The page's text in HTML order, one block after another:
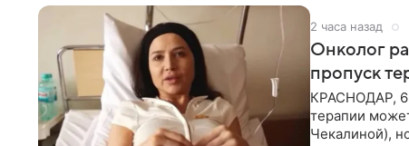
2 часа назад
Онколог
пропуск
КРАСНОДАР, 6
терапии
Чекалиной),